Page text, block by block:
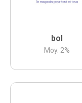
bol
Moy. 2%